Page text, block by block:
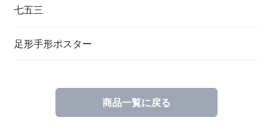
七五三
足形手形ポスター
商品一覧に戻る